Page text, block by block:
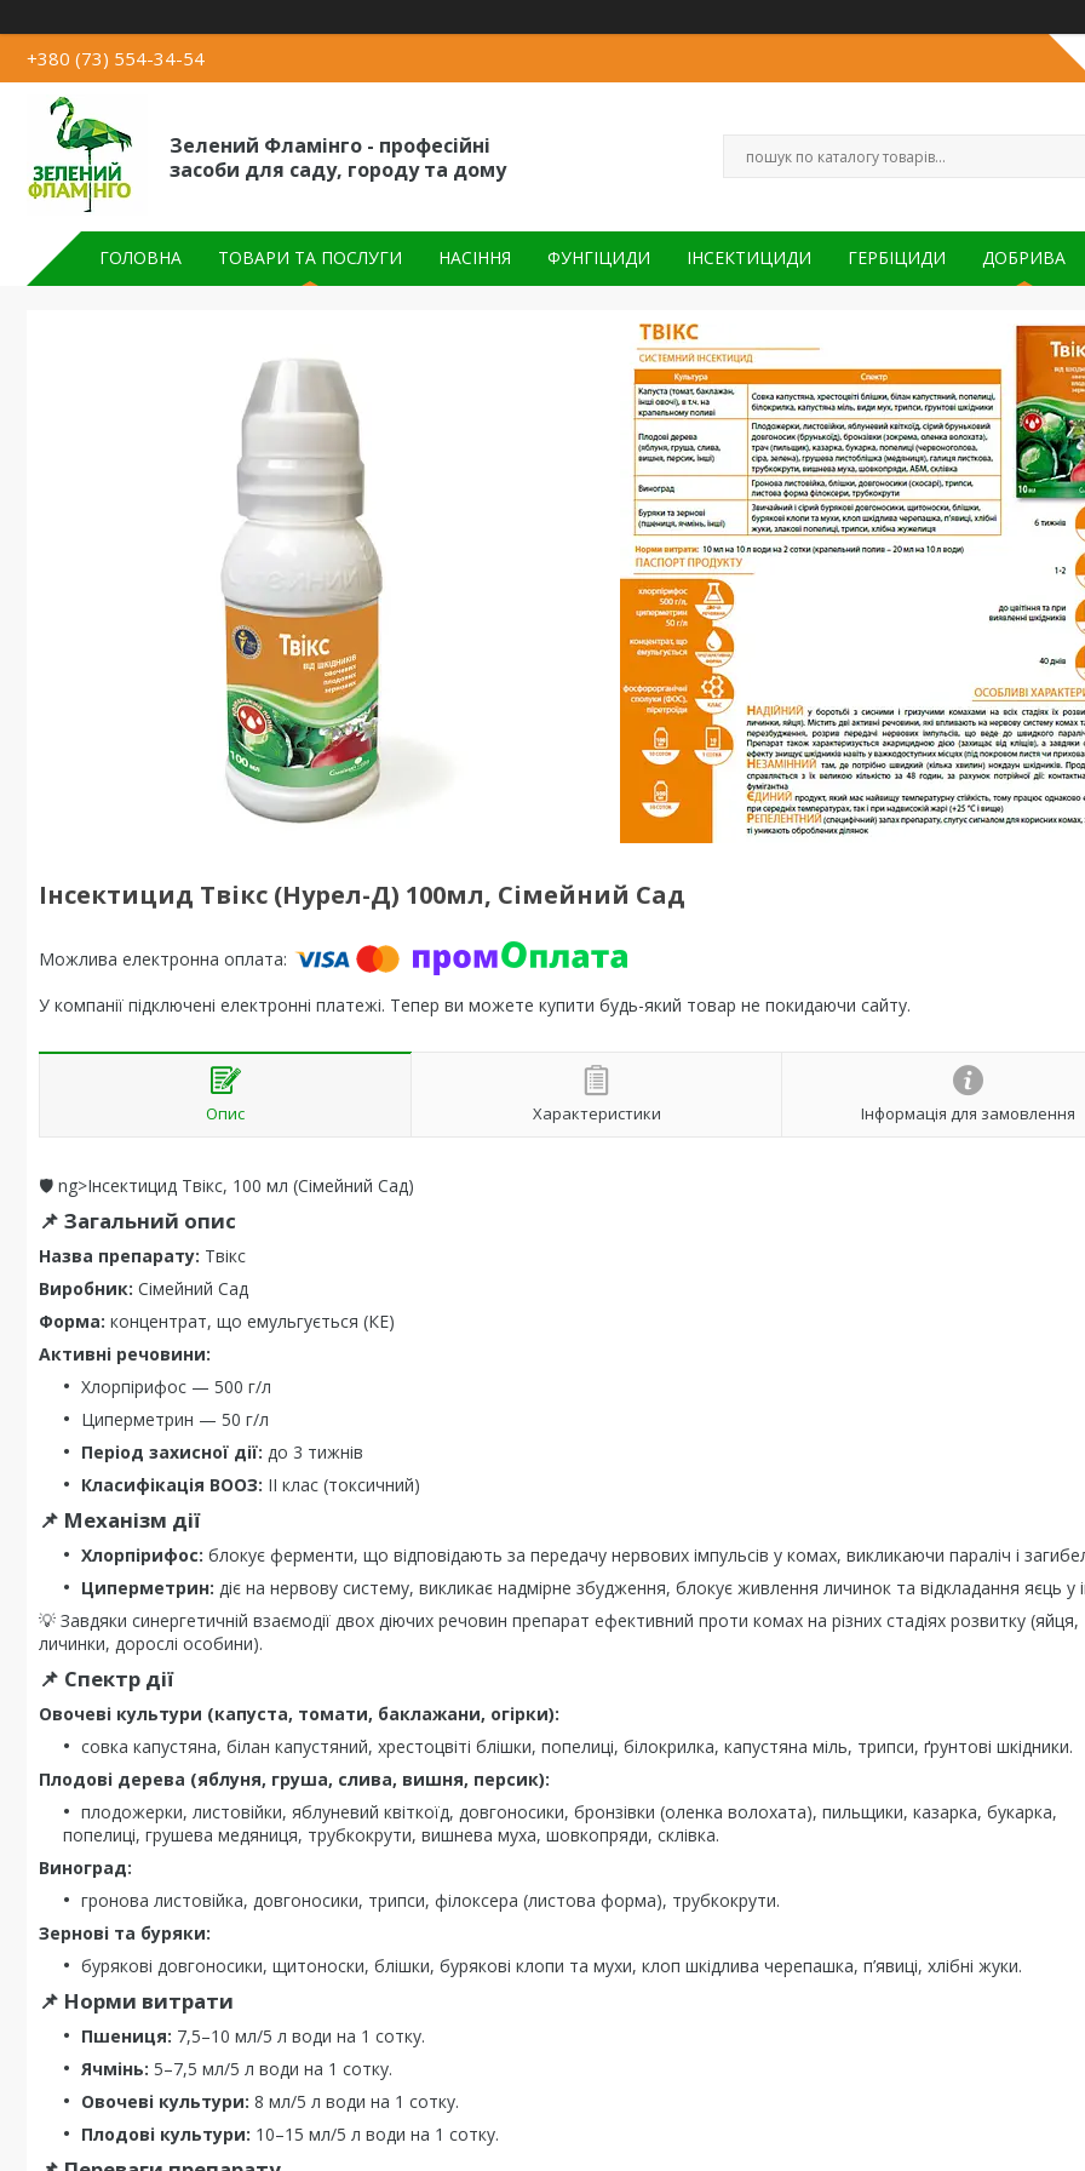
+380 (73) 554-34-54
Зелений Фламінго - професійні
засоби для саду, городу та дому
ГОЛОВНА ТОВАРИ ТА ПОСЛУГИ НАСІННЯ ФУНГІЦИДИ ІНСЕКТИЦИДИ ГЕРБІЦИДИ ДОБРИВА
Інсектицид Твікс (Нурел-Д) 100мл, Сімейний Сад
У компанії підключені електронні платежі. Тепер ви можете купити будь-який товар не покидаючи сайту.
Опис Характеристики Інформація для замовлення
🛡️ ng>Інсектицид Твікс, 100 мл (Сімейний Сад)
📌 Загальний опис
Назва препарату: Твікс
Виробник: Сімейний Сад
Форма: концентрат, що емульгується (КЕ)
Активні речовини:
Хлорпірифос — 500 г/л
Циперметрин — 50 г/л
Період захисної дії: до 3 тижнів
Класифікація ВООЗ: II клас (токсичний)
📌 Механізм дії
Хлорпірифос: блокує ферменти, що відповідають за передачу нервових імпульсів у комах, викликаючи параліч і
Циперметрин: діє на нервову систему, викликає надмірне збудження, блокує живлення личинок та відкладання яєць у
💡 Завдяки синергетичній взаємодії двох діючих речовин препарат ефективний проти комах на різних стадіях розвитку (яйця,
личинки, дорослі особини).
📌 Спектр дії
Овочеві культури (капуста, томати, баклажани, огірки):
совка капустяна, білан капустяний, хрестоцвіті блішки, попелиці, білокрилка, капустяна міль, трипси, ґрунтові шкідники.
Плодові дерева (яблуня, груша, слива, вишня, персик):
плодожерки, листовійки, яблуневий квіткоїд, довгоносики, бронзівки (оленка волохата), пильщики, казарка, букарка,
попелиці, грушева медяниця, трубкокрути, вишнева муха, шовкопряди, склівка.
Виноград:
гронова листовійка, довгоносики, трипси, філоксера (листова форма), трубкокрути.
Зернові та буряки:
бурякові довгоносики, щитоноски, блішки, бурякові клопи та мухи, клоп шкідлива черепашка, п’явиці, хлібні жуки.
📌 Норми витрати
Пшениця: 7,5–10 мл/5 л води на 1 сотку.
Ячмінь: 5–7,5 мл/5 л води на 1 сотку.
Овочеві культури: 8 мл/5 л води на 1 сотку.
Плодові культури: 10–15 мл/5 л води на 1 сотку.